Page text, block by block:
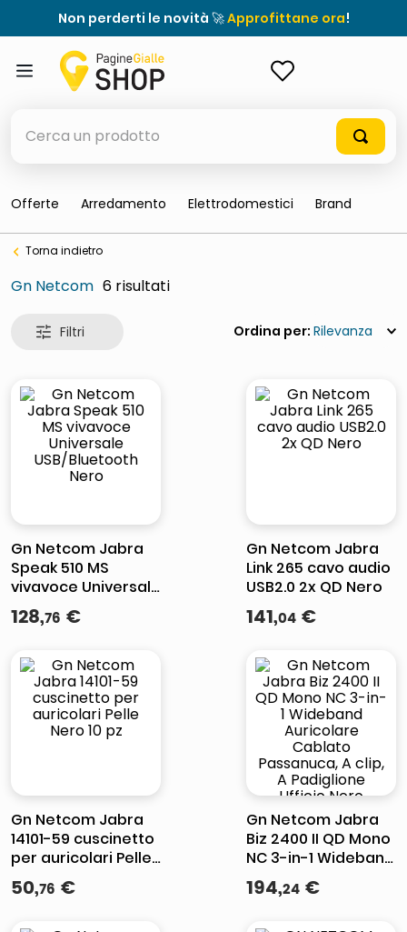
Non perderti le novità 🚀Approfittane ora!
orologio parete
porta tv
elenco
lucidatrice pavimenti
Offerte Arredamento Elettrodomestici Brand
Torna indietro
Gn Netcom 6
Rilevanza
Gn Netcom Jabra
Speak 510 MS
vivavoce Universale
USB/Bluetooth Nero
128,76 €
Gn Netcom Jabra
Link 265 cavo audio
USB2.0 2x QD Nero
141,04 €
Gn Netcom Jabra
14101-59 cuscinetto
per auricolari Pelle
Nero 10 pz
50,76 €
Gn Netcom Jabra
Biz 2400 II QD Mono
NC 3-in-1 Wideband
Auricolare Cablato
Passanuca, A clip, A
194,24 €